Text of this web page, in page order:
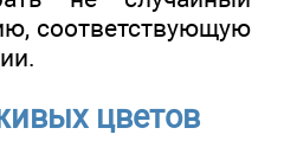
соответствующую
цветов